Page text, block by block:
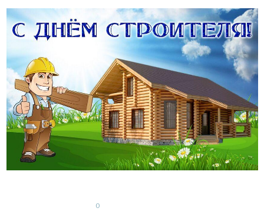
0